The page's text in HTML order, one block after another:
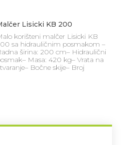
Lisicki KB 200
korišteni malčer Lisicki KB
sa hidrauličnim posmakom –
širina: 200 cm– Hidraulični
Masa: 420 kg– Vrata na
Bočne skije– Broj